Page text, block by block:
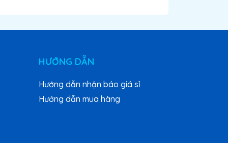
HƯỚNG DẪN
Hướng dẫn nhận báo giá sỉ
Hướng dẫn mua hàng